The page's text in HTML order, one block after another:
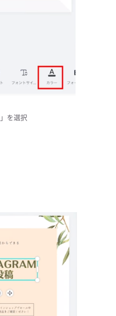
」を選択